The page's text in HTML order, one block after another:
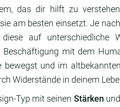
das dir hilft zu
am besten einsetzt. Je
auf unterschiedliche
mit dem
bewegst und im
Widerstände in deinem
Typ mit seinen Stärken